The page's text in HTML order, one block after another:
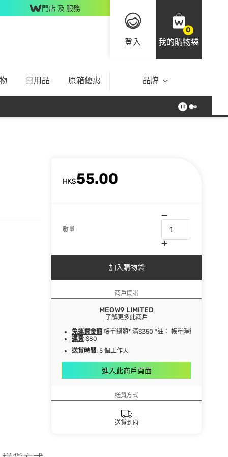
門店 及 服務
登入
0
我的購物袋
日用品 原箱優惠 品牌
HK$55.00
數量
加入購物袋
商戶資訊
MEOW9 LIMITED
了解更多此商戶
免運費金額 帳單總額* 滿$350 *註： 帳單淨總額指扣除
運費 $80
送貨時間: 5 個工作天
進入此商戶頁面
送貨方式
送貨到府